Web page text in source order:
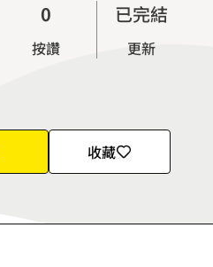
0
1
6
8
按讚
已完結
更新
收藏